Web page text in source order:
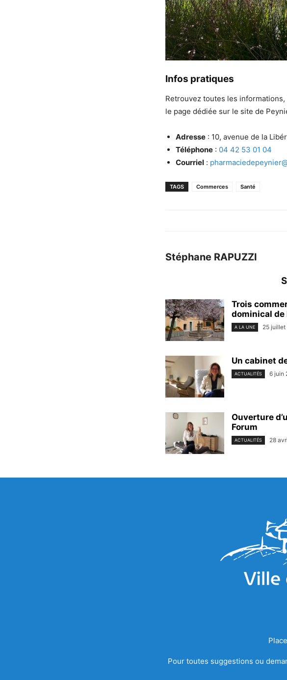
Infos pratiques
Retrouvez toutes les
le page dédiée sur le site de
Adresse : 10, avenue de la
Téléphone : 04 42 53 01 04
Courriel :
TAGS Commerces Santé
Stéphane RAPUZZI
Trois
dominical de
A LA UNE 25
Un cabinet
ACTUALITÉS 6 juin
Ouverture
Forum
ACTUALITÉS 28
Pour toutes suggestions ou